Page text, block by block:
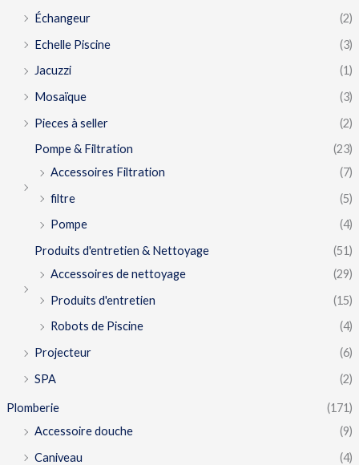
Échangeur
(2)
Echelle Piscine
(3)
Jacuzzi
(1)
Mosaïque
(3)
Pieces à seller
(2)
Pompe & Filtration
(23)
Accessoires Filtration
(7)
filtre
(5)
Pompe
(4)
Produits d'entretien & Nettoyage
(51)
Accessoires de nettoyage
(29)
Produits d'entretien
(15)
Robots de Piscine
(4)
Projecteur
(6)
SPA
(2)
Plomberie
(171)
Accessoire douche
(9)
Caniveau
(4)